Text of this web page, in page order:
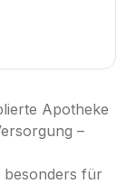
Apotheke
–
besonders für